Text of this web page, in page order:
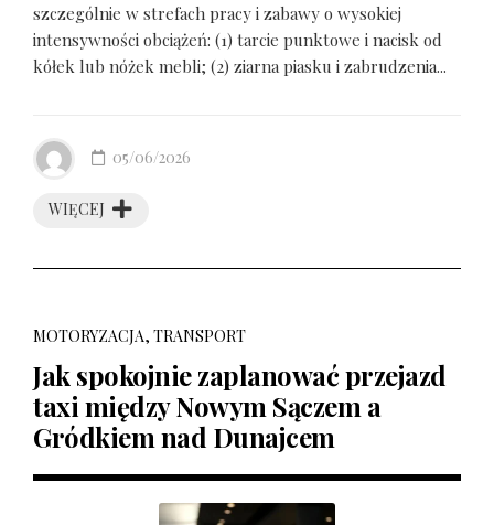
szczególnie w strefach pracy i zabawy o wysokiej
intensywności obciążeń: (1) tarcie punktowe i nacisk od
kółek lub nóżek mebli; (2) ziarna piasku i zabrudzenia...
WIĘCEJ
05/06/2026
MOTORYZACJA, TRANSPORT
Jak spokojnie zaplanować przejazd
taxi między Nowym Sączem a
Gródkiem nad Dunajcem